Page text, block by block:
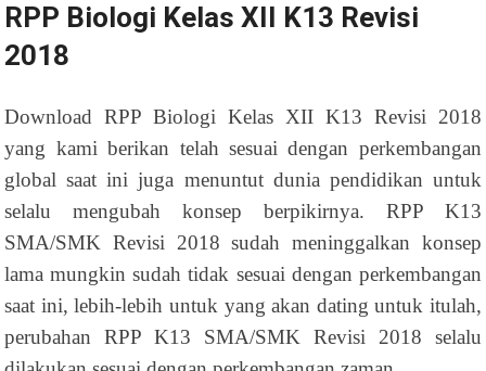
RPP Biologi Kelas XII K13 Revisi
2018
Download RPP Biologi Kelas XII K13 Revisi 2018
yang kami berikan telah sesuai dengan perkembangan
global saat ini juga menuntut dunia pendidikan untuk
selalu mengubah konsep berpikirnya. RPP K13
SMA/SMK Revisi 2018 sudah meninggalkan konsep
lama mungkin sudah tidak sesuai dengan perkembangan
saat ini, lebih-lebih untuk yang akan dating untuk itulah,
perubahan RPP K13 SMA/SMK Revisi 2018 selalu